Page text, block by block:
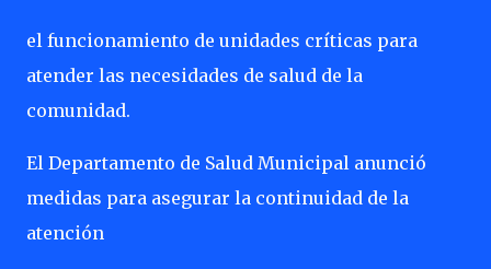
el funcionamiento de unidades críticas para
atender las necesidades de salud de la
comunidad.
El Departamento de Salud Municipal anunció
medidas para asegurar la continuidad de la
atención